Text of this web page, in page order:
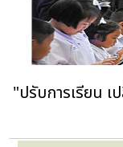
"ปรับการเรียน